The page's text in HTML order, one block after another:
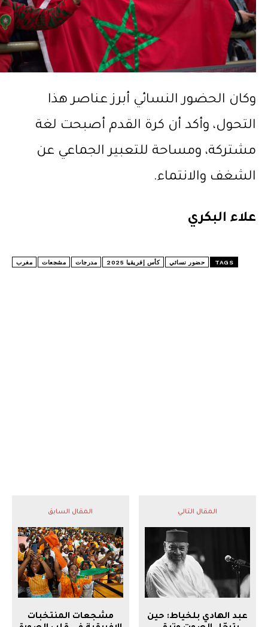
وكان الحضور النسائي أبرز عناصر هذا
التحول، وأكد أن كرة القدم أصبحت لغة
مشتركة، ومساحة للتعبير الجماعي عن
الشغف والانتماء.
علاء البكري
TAGS حضور نسائي كأس إفريقيا 2025 مدرجات مشجعات مغرب
المقال السابق
مشجعات المنتخبات
المقال التالي
عبد الهادي بلخياط: حين